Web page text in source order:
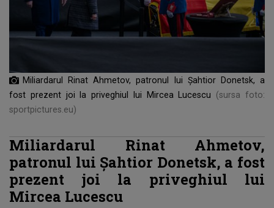
Miliardarul Rinat Ahmetov, patronul lui Șahtior Donetsk, a
fost prezent joi la priveghiul lui Mircea Lucescu
(sursa foto:
sportpictures.eu)
Miliardarul Rinat Ahmetov,
patronul lui Șahtior Donetsk, a fost
prezent joi la priveghiul lui
Mircea Lucescu